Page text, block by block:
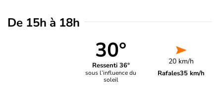
De 15h à 18h
30°
Ressenti 36°
sous l’influence du
soleil
20 km/h
Rafales35 km/h